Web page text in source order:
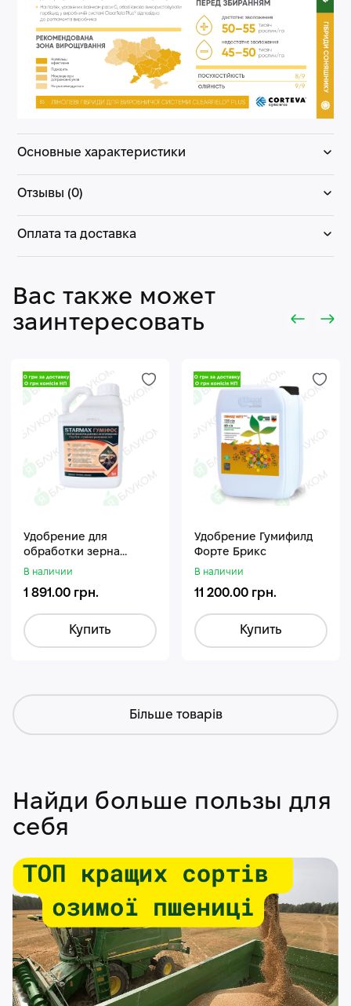
Основные характеристики
Отзывы (0)
Оплата та доставка
Вас также может
заинтересовать
Удобрение для
обработки зерна
Стармакс Гумифос
В наличии
1 891.00 грн.
Купить
Удобрение Гумифилд
Форте Брикс
В наличии
11 200.00 грн.
Купить
Більше товарів
Найди больше пользы для
себя